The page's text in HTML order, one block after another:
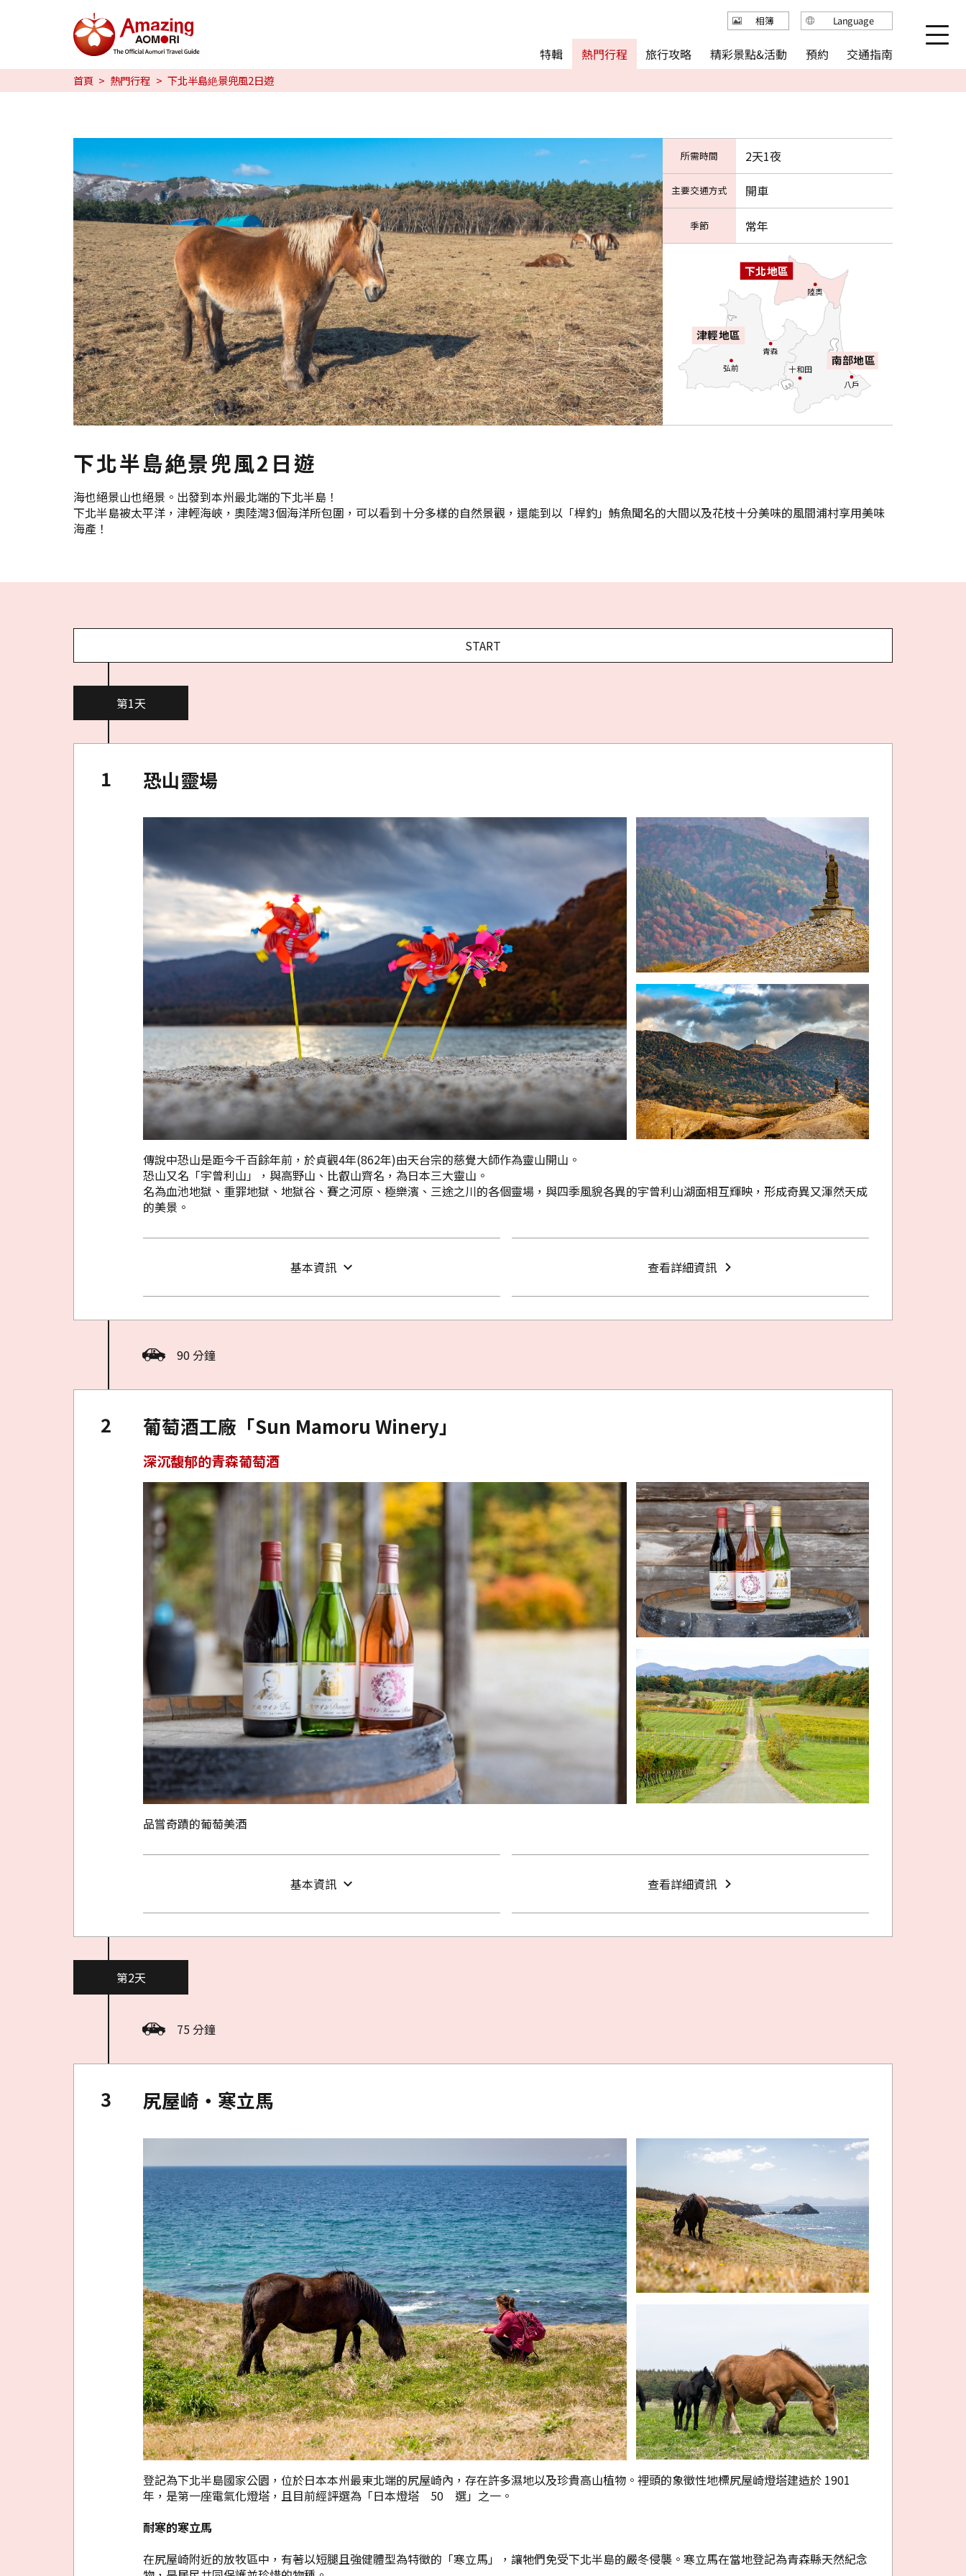
特輯
熱門行程
旅行攻略
精彩景點&活動
Language
日本語
English
繁体中文
简体中文
한국어
相簿
首頁 熱門行程 下北半島絶景兜風2日遊
下北半島絶景兜風2日遊
南部地區
下北地區
津輕地區
青森
八戶
弘前 十和田
陸奧
所需時間 2天1夜
主要交通方式 開車
季節 常年
海也絕景山也絕景。出發到本州最北端的下北半島！
下北半島被太平洋，津輕海峽，奧陸灣3個海洋所包圍，可以看到十分多樣的自然景觀，還能到以「桿釣」鮪魚聞名的大間以及花枝十分美味的風間浦村享用美味
海產！
START
第1天
恐山靈場
傳說中恐山是距今千百餘年前，於貞觀4年(862年)由天台宗的慈覺大師作為靈山開山。
恐山又名「宇曾利山」，與高野山、比叡山齊名，為日本三大靈山。
名為血池地獄、重罪地獄、地獄谷、賽之河原、極樂濱、三途之川的各個靈場，與四季風貌各異的宇曾利山湖面相互輝映，形成奇異又渾然天成
的美景。
基本資訊 查看詳細資訊
90 分鐘
葡萄酒工廠「Sun Mamoru Winery」
深沉馥郁的青森葡萄酒
品嘗奇蹟的葡萄美酒
基本資訊 查看詳細資訊
第2天
75 分鐘
尻屋崎・寒立馬
登記為下北半島國家公園，位於日本本州最東北端的尻屋崎內，存在許多濕地以及珍貴高山植物。裡頭的象徵性地標尻屋崎燈塔建造於 1901
年，是第一座電氣化燈塔，且目前經評選為「日本燈塔 50 選」之一。
耐寒的寒立馬
在尻屋崎附近的放牧區中，有著以短腿且強健體型為特徵的「寒立馬」，讓牠們免受下北半島的嚴冬侵襲。寒立馬在當地登記為青森縣天然紀念
Twitter分享
Facebook分享
特輯 熱門行程 旅行攻略 精彩景點&活動 預約 交通指南
相簿 Language
English
简体中文